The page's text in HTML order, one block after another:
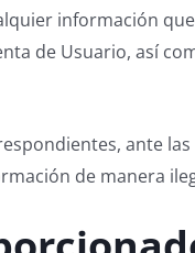
información
de Usuario, así
ante
de manera